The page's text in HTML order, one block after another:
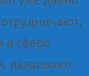
сфере
развивают